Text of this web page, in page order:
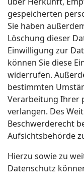
gespeicherten
Sie haben
Löschung dieser
Einwilligung zur
können Sie diese
widerrufen.
bestimmten
Verarbeitung Ihrer
verlangen. Des
Beschwerderecht
Aufsichtsbehörde
Hierzu sowie zu
Datenschutz